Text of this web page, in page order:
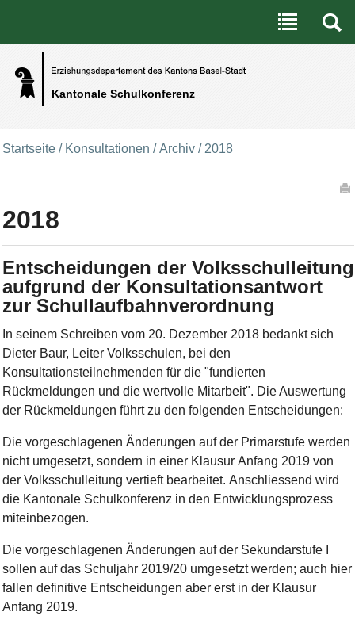
Kantonale Schulkonferenz
Benutzerspezifische Werkzeuge
Direkt zum Inhalt|Direkt zur Navigation
Startseite / Konsultationen /Archiv / 2018
2018
Entscheidungen der Volksschulleitung
aufgrund der Konsultationsantwort
zur Schullaufbahnverordnung
In seinem Schreiben vom 20. Dezember 2018 bedankt sich
Dieter Baur, Leiter Volksschulen, bei den
Konsultationsteilnehmenden für die "fundierten
Rückmeldungen und die wertvolle Mitarbeit". Die Auswertung
der Rückmeldungen führt zu den folgenden Entscheidungen:
Die vorgeschlagenen Änderungen auf der Primarstufe werden
nicht umgesetzt, sondern in einer Klausur Anfang 2019 von
der Volksschulleitung vertieft bearbeitet. Anschliessend wird
die Kantonale Schulkonferenz in den Entwicklungsprozess
miteinbezogen.
Die vorgeschlagenen Änderungen auf der Sekundarstufe I
sollen auf das Schuljahr 2019/20 umgesetzt werden; auch hier
fallen definitive Entscheidungen aber erst in der Klausur
Anfang 2019.